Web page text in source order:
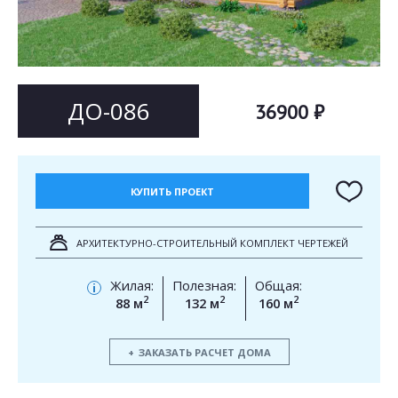
ДО-086 36900 ₽
КУПИТЬ ПРОЕКТ
АРХИТЕКТУРНО-СТРОИТЕЛЬНЫЙ КОМПЛЕКТ ЧЕРТЕЖЕЙ
i
Жилая:
88 м2
Полезная:
132 м2
Общая:
160 м2
ЗАКАЗАТЬ РАСЧЕТ ДОМА
Согласен на обработку персональных данных
Согласен на обработку персональных данных
This site is protected by reCAPTCHA and the GooglePrivacy PolicyandTerms of Service
apply.